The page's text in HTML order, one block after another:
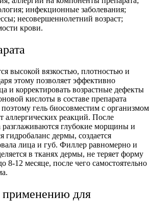
инфекционные заболевания;
несовершеннолетний возраст;
крови.
высокой вязкостью, плотностью и
этому позволяет эффективно
и корректировать возрастные дефекты
кислоты в составе препарата
гель биосовместим с организмом
аллергических реакций. После
разглаживаются глубокие морщины и
гидробаланс дермы, создается
лица и губ. Филлер равномерно и
в тканях дермы, не теряет форму
8-12 месяце, после чего самостоятельно
для